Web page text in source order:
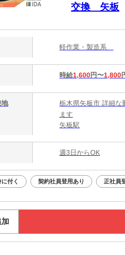
交換 矢板
軽作業・製造系
時給1,600円〜1,800
地
栃木県矢板市 詳細な
ます
矢板駅
週3日からOK
付く 契約社員登用あり 正社員